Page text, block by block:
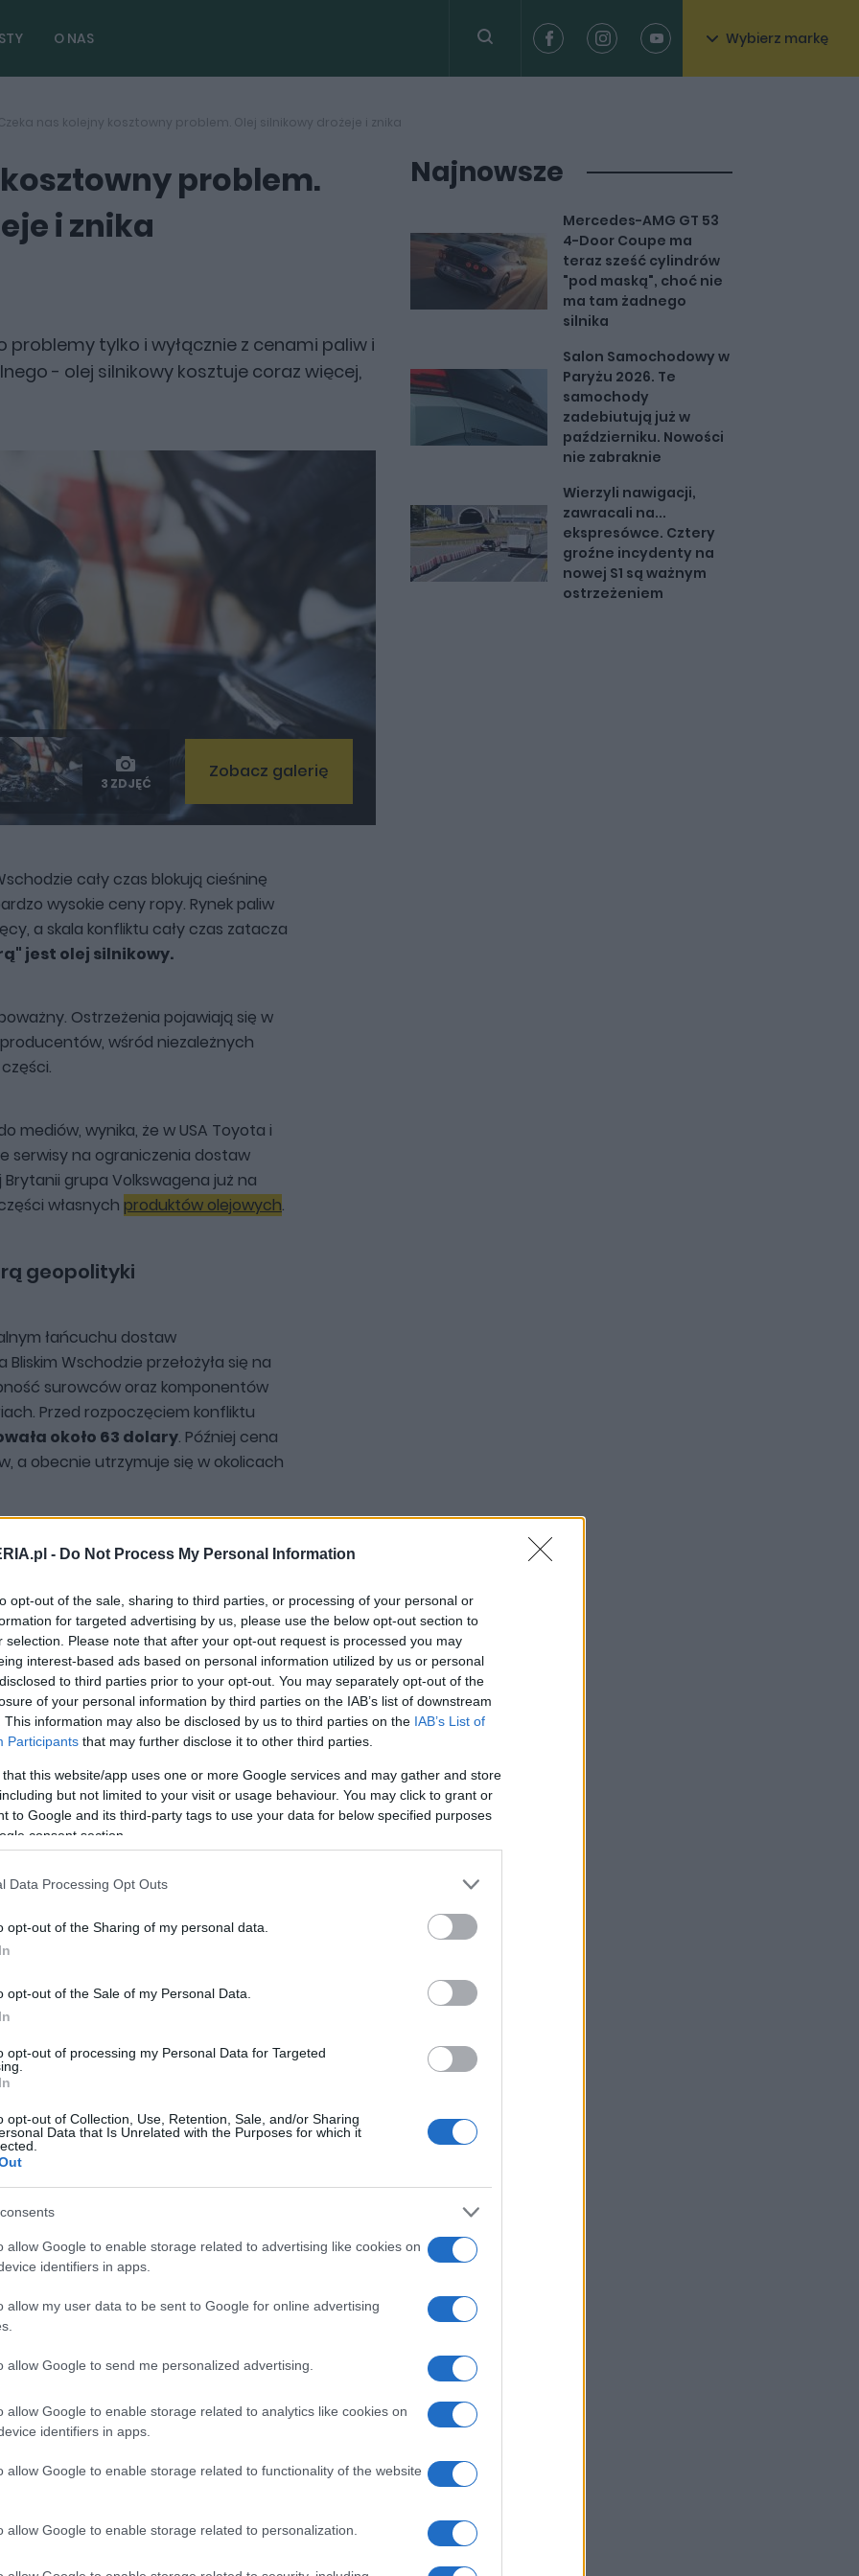
- Do Not Process My Personal Information
opt-out of the sale, sharing to third parties, or processing of your personal or
for targeted advertising by us, please use the below opt-out section to
selection. Please note that after your opt-out request is processed you may
interest-based ads based on personal information utilized by us or personal
to third parties prior to your opt-out. You may separately opt-out of the
of your personal information by third parties on the IAB’s list of downstream
This information may also be disclosed by us to third parties on the IAB’s List of
Participants that may further disclose it to other third parties.
that this website/app uses one or more Google services and may gather and store
but not limited to your visit or usage behaviour. You may click to grant or
to Google and its third-party tags to use your data for below specified purposes
consent section.
Data Processing Opt Outs
opt-out of the Sharing of my personal data.
opt-out of the Sale of my Personal Data.
opt-out of processing my Personal Data for Targeted
opt-out of Collection, Use, Retention, Sale, and/or Sharing
Data that Is Unrelated with the Purposes for which it
allow Google to enable storage related to advertising like cookies on
identifiers in apps.
allow my user data to be sent to Google for online advertising
allow Google to send me personalized advertising.
allow Google to enable storage related to analytics like cookies on
identifiers in apps.
allow Google to enable storage related to functionality of the website
allow Google to enable storage related to personalization.
O NAS Wybierz markę
nas kolejny kosztowny problem. Olej silnikowy drożeje i znika
problem.
i znika
problemy tylko i wyłącznie z cenami paliw i
- olej silnikowy kosztuje coraz więcej,
3 ZDJĘĆ
Zobacz galerię
cały czas blokują cieśninę
wysokie ceny ropy. Rynek paliw
a skala konfliktu cały czas zatacza
jest olej silnikowy.
Ostrzeżenia pojawiają się w
wśród niezależnych
mediów, wynika, że w USA Toyota i
serwisy na ograniczenia dostaw
grupa Volkswagena już na
własnych produktów olejowych.
geopolityki
łańcuchu dostaw
Wschodzie przełożyła się na
surowców oraz komponentów
Przed rozpoczęciem konfliktu
około 63 dolary. Później cena
a obecnie utrzymuje się w okolicach
to przy dystrybutorach, choć
czy będzie przedłużony na
samochodowe. Olej silnikowy,
nadal w dużej mierze
od ropy naftowej i produktów
kluczowe pojęcie: baza
podstawowy składnik gotowego oleju
dodają pakiety uszlachetniaczy.
budulcowymi środków smarnych.
jako syntetyczne wykorzystuje
przez rafinację strumieni ropy
oznacza całkowicie
paradoksalnie. Skoro nowoczesne
dlaczego problem z ropą ma
jest prosta: w USA
w dużej mierze jako termin
gotowego środka smarnego. Nie
wyłącznie z w pełni
wykorzystują wysoko przetworzone
rozwiązań w pełni
formulacji spełniają
silników
zaczyna się zatykać, problem
dostępność olejów silnikowych.
Najnowsze
Mercedes-AMG GT 53
4-Door Coupe ma
teraz sześć cylindrów
"pod maską", choć nie
ma tam żadnego
silnika
Salon Samochodowy w
Paryżu 2026. Te
samochody
zadebiutują już w
październiku. Nowości
nie zabraknie
Wierzyli nawigacji,
zawracali na...
ekspresówce. Cztery
groźne incydenty na
nowej S1 są ważnym
ostrzeżeniem